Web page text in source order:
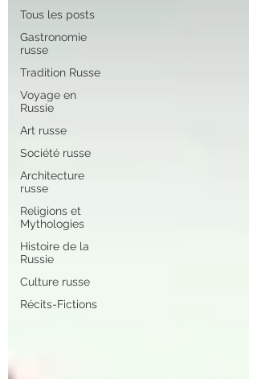
Tous les posts
Gastronomie
russe
Tradition Russe
Voyage en
Russie
Art russe
Société russe
Architecture
russe
Religions et
Mythologies
Histoire de la
Russie
Culture russe
Récits-Fictions